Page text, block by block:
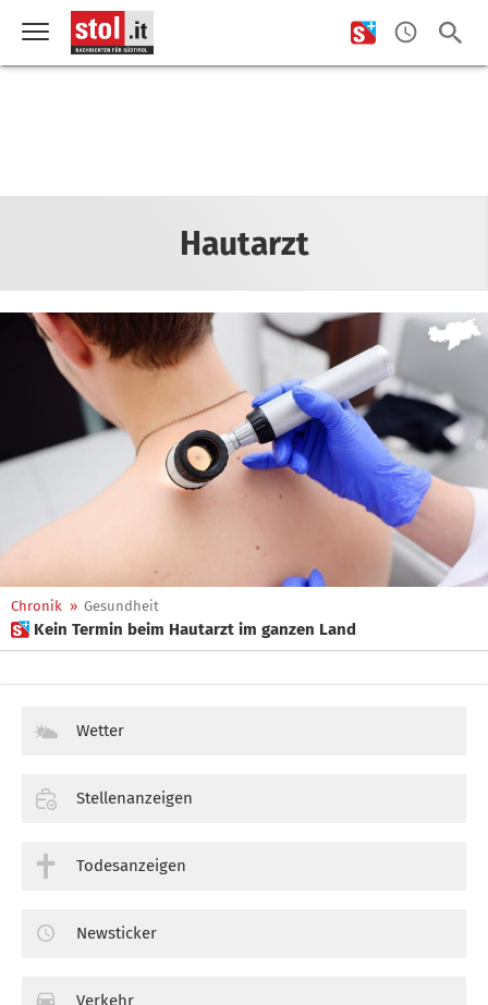
Hautarzt
Chronik » Gesundheit
 Kein Termin beim Hautarzt im ganzen Land
Wetter
Stellenanzeigen
Todesanzeigen
Newsticker
Verkehr